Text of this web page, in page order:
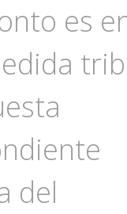
es
del